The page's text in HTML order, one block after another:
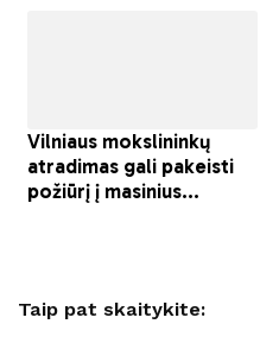
Taip pat skaitykite: